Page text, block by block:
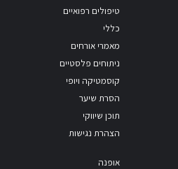
טיפולים רפואיים
כללי
מאמרי אורחים
ניתוחים פלסטיים
קוסמטיקה ויופי
הסרת שיער
תוכן שיווקי
הצהרת נגישות
אופנה